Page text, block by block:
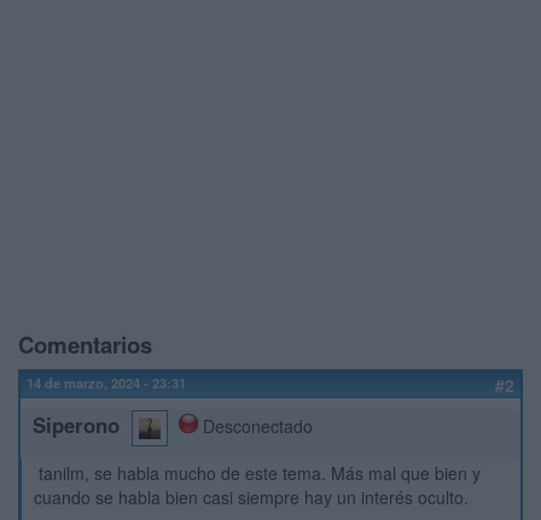
Comentarios
14 de marzo, 2024 - 23:31 #2
Siperono
Desconectado
tanilm, se habla mucho de este tema. Más mal que bien y
cuando se habla bien casi siempre hay un interés oculto.